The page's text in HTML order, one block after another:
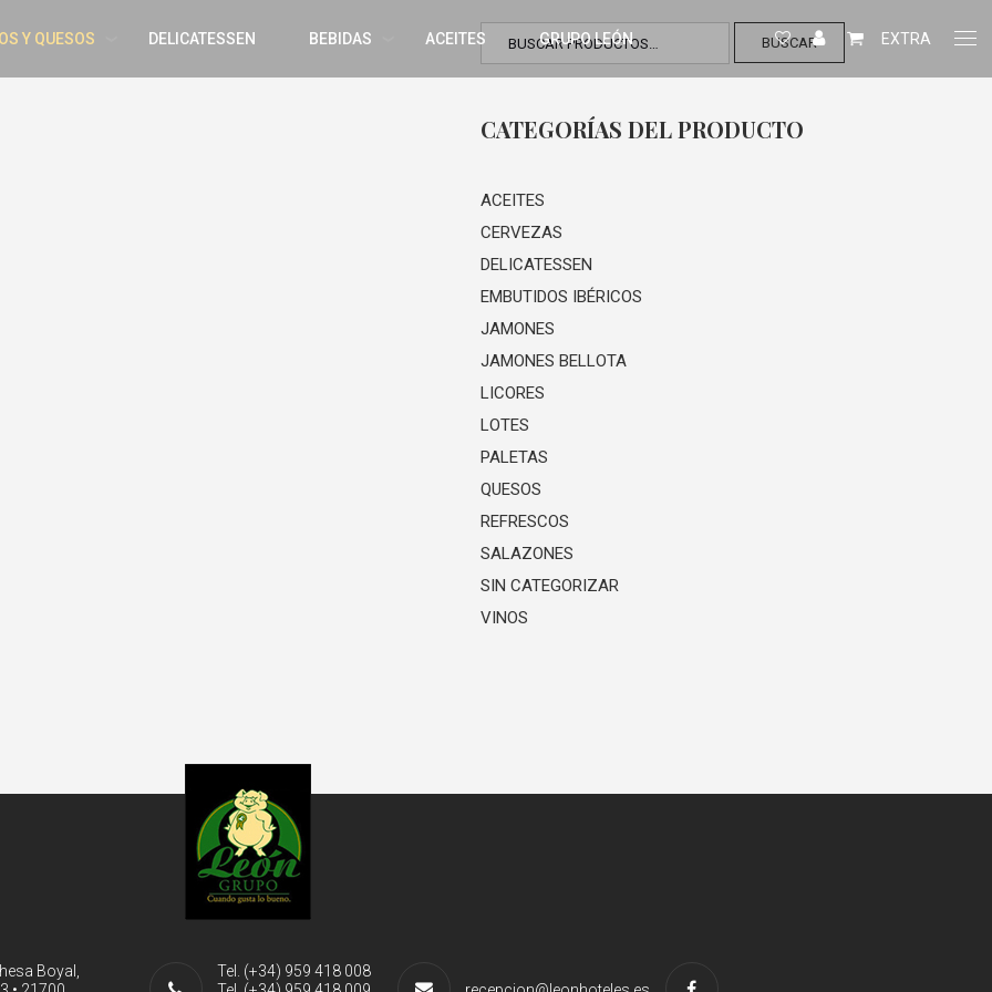
Y QUESOS DELICATESSEN BEBIDAS ACEITES GRUPO LEÓN EXTRA
BUSCAR
CATEGORÍAS DEL PRODUCTO
ACEITES
CERVEZAS
DELICATESSEN
EMBUTIDOS IBÉRICOS
JAMONES
JAMONES BELLOTA
LICORES
LOTES
PALETAS
QUESOS
REFRESCOS
SALAZONES
SIN CATEGORIZAR
VINOS
Boyal,
Tel. (+34) 959 418 008